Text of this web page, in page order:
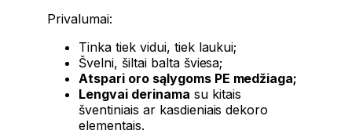
Privalumai:
Tinka tiek vidui, tiek laukui;
Švelni, šiltai balta šviesa;
Atspari oro sąlygoms PE medžiaga;
Lengvai derinama su kitais
šventiniais ar kasdieniais dekoro
elementais.